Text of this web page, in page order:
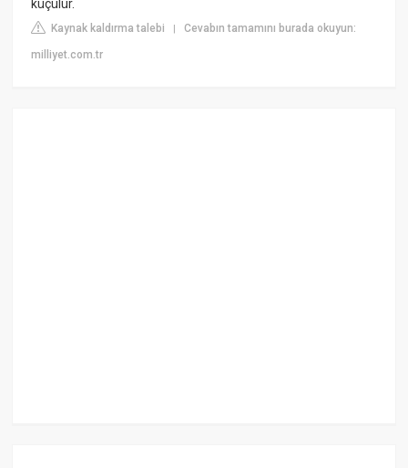
küçülür.
Kaynak kaldırma talebi |Cevabın tamamını burada okuyun:
milliyet.com.tr